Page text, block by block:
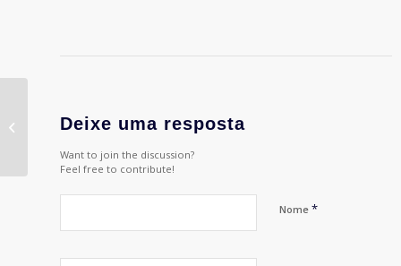
Deixe uma resposta
Want to join the discussion?
Feel free to contribute!
Nome *
Vencedores de 2011 –